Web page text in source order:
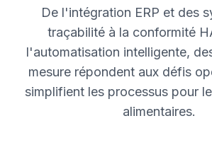
De l'intégration ERP et des
traçabilité à la conformité
l'automatisation intelligente,
mesure répondent aux défis
simplifient les processus pour
alimentaires.